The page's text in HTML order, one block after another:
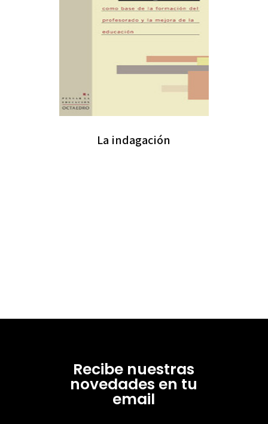
La indagación
Recibe nuestras
novedades en tu
email